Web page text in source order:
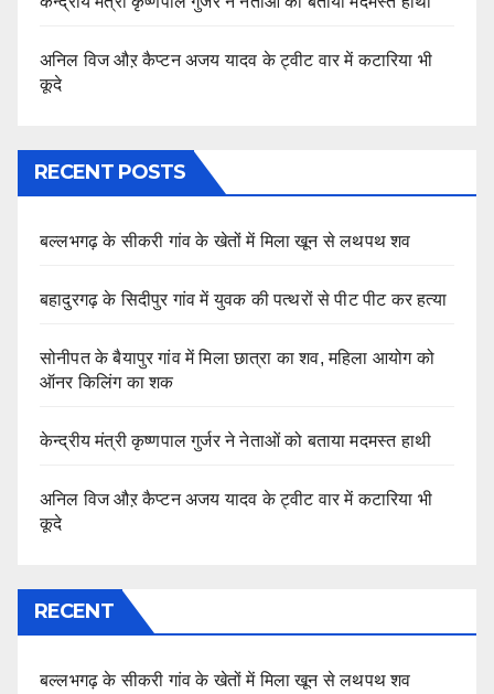
अनिल विज औऱ कैप्टन अजय यादव के ट्वीट वार में कटारिया भी
कूदे
RECENT POSTS
बल्लभगढ़ के सीकरी गांव के खेतों में मिला खून से लथपथ शव
बहादुरगढ़ के सिदीपुर गांव में युवक की पत्थरों से पीट पीट कर हत्या
सोनीपत के बैयापुर गांव में मिला छात्रा का शव, महिला आयोग को
ऑनर किलिंग का शक
केन्द्रीय मंत्री कृष्णपाल गुर्जर ने नेताओं को बताया मदमस्त हाथी
अनिल विज औऱ कैप्टन अजय यादव के ट्वीट वार में कटारिया भी
कूदे
RECENT
बल्लभगढ़ के सीकरी गांव के खेतों में मिला खून से लथपथ शव